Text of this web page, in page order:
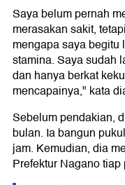
Saya belum pernah
merasakan sakit,
mengapa saya
stamina. Saya sudah
dan hanya berkat
mencapainya," kata
Sebelum pendakian,
bulan. Ia bangun
jam. Kemudian, dia
Prefektur Nagano tiap